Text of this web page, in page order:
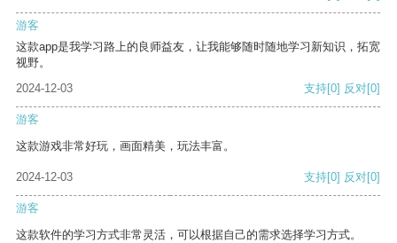
游客
这款app是我学习路上的良师益友，让我能够随时随地学习新知识，拓宽
视野。
2024-12-03
支持[0] 反对[0]
游客
这款游戏非常好玩，画面精美，玩法丰富。
2024-12-03 支持[0] 反对[0]
游客
这款软件的学习方式非常灵活，可以根据自己的需求选择学习方式。